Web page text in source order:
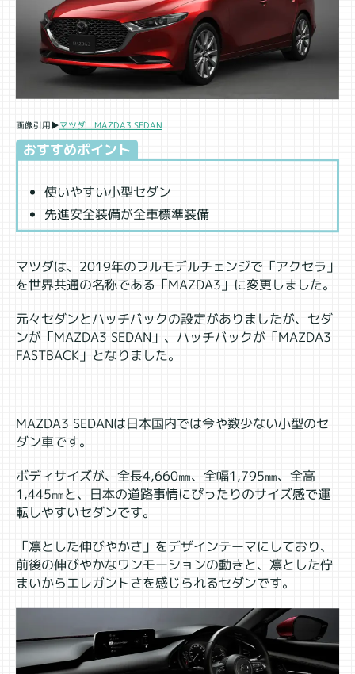
画像引用▶マツダ MAZDA3 SEDAN
おすすめポイント
使いやすい小型セダン
先進安全装備が全車標準装備
マツダは、2019年のフルモデルチェンジで「アクセラ」
を世界共通の名称である「MAZDA3」に変更しました。
元々セダンとハッチバックの設定がありましたが、セダ
ンが「MAZDA3 SEDAN」、ハッチバックが「MAZDA3
FASTBACK」となりました。
MAZDA3 SEDANは日本国内では今や数少ない小型のセ
ダン車です。
ボディサイズが、全長4,660㎜、全幅1,795㎜、全高
1,445㎜と、日本の道路事情にぴったりのサイズ感で運
転しやすいセダンです。
「凛とした伸びやかさ」をデザインテーマにしており、
前後の伸びやかなワンモーションの動きと、凛とした佇
まいからエレガントさを感じられるセダンです。